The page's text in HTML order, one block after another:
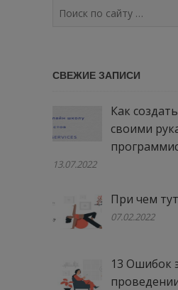
СВЕЖИЕ ЗАПИСИ
Как
своими
13.07.2022
При чем
07.02.2022
13 Ошибок